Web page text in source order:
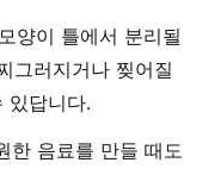
양이 틀에서 분리될
그러지거나 찢어질
있답니다.
한 음료를 만들 때도